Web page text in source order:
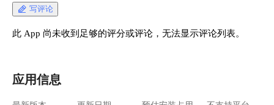
写评论
此 App 尚未收到足够的评分或评论，无法显示评论列表。
应用信息